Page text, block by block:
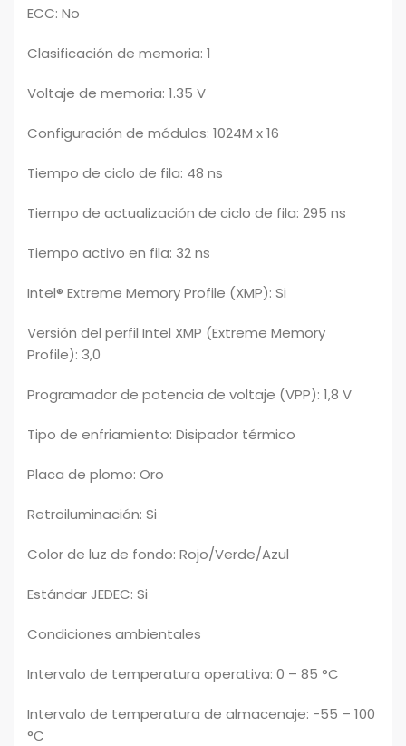
ECC: No
Clasificación de memoria: 1
Voltaje de memoria: 1.35 V
Configuración de módulos: 1024M x 16
Tiempo de ciclo de fila: 48 ns
Tiempo de actualización de ciclo de fila: 295 ns
Tiempo activo en fila: 32 ns
Intel® Extreme Memory Profile (XMP): Si
Versión del perfil Intel XMP (Extreme Memory
Profile): 3,0
Programador de potencia de voltaje (VPP): 1,8 V
Tipo de enfriamiento: Disipador térmico
Placa de plomo: Oro
Retroiluminación: Si
Color de luz de fondo: Rojo/Verde/Azul
Estándar JEDEC: Si
Condiciones ambientales
Intervalo de temperatura operativa: 0 – 85 °C
Intervalo de temperatura de almacenaje: -55 – 100
°C